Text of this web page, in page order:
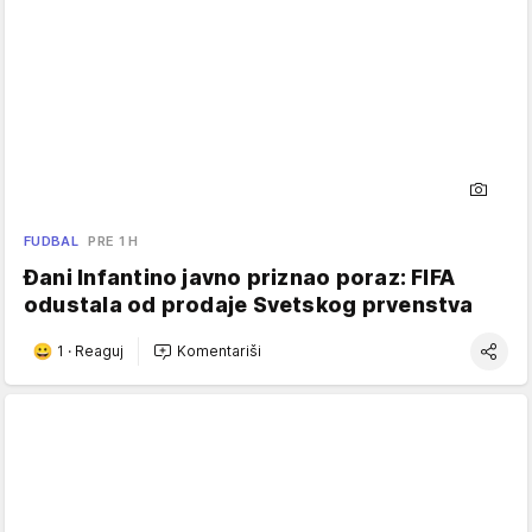
FUDBAL PRE 1 H
Đani Infantino javno priznao poraz: FIFA
odustala od prodaje Svetskog prvenstva
1 · Reaguj Komentariši